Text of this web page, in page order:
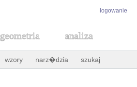
logowanie
geometria analiza
wzory narz�dzia szukaj